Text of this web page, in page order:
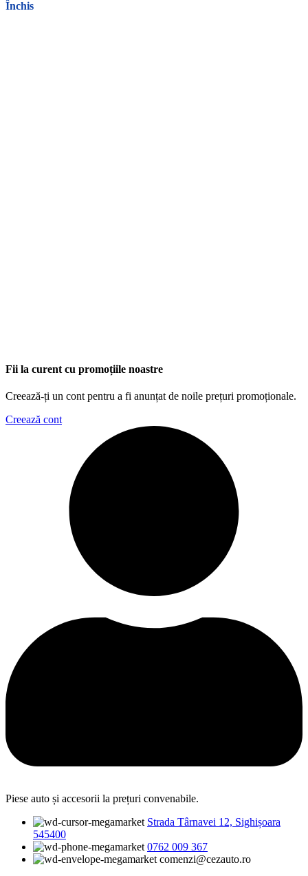
Închis
Fii la curent cu promoțiile noastre
Creează-ți un cont pentru a fi anunțat de noile prețuri promoționale.
Creează cont
Piese auto și accesorii la prețuri convenabile.
Strada Târnavei 12, Sighișoara
545400
0762 009 367
comenzi@cezauto.ro